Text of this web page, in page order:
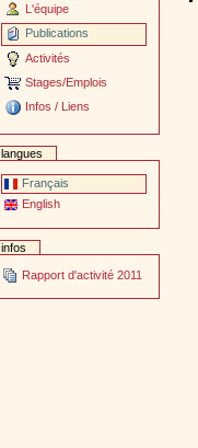
L'équipe
Publications
Activités
Stages/Emplois
Infos / Liens
langues
Français
English
infos
Rapport d'activité 2011